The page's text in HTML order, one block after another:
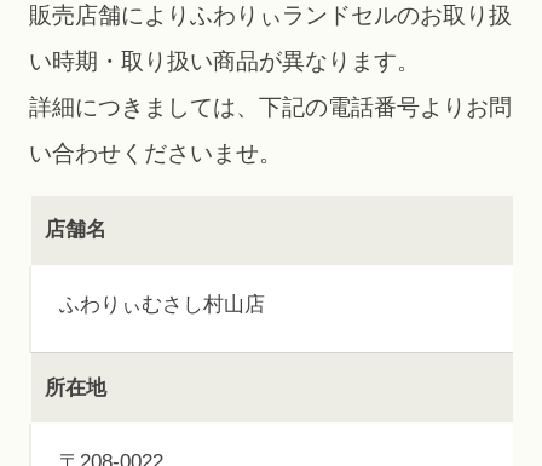
販売店舗によりふわりぃランドセルのお取り扱
い時期・取り扱い商品が異なります。
詳細につきましては、下記の電話番号よりお問
い合わせくださいませ。
店舗名
ふわりぃむさし村山店
所在地